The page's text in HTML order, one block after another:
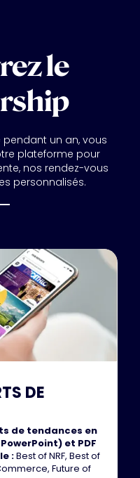
le
pendant un an, vous
plateforme pour
nos rendez-vous
personnalisés.
DE
de tendances en
et PDF
:Best of NRF, Best of
Future of